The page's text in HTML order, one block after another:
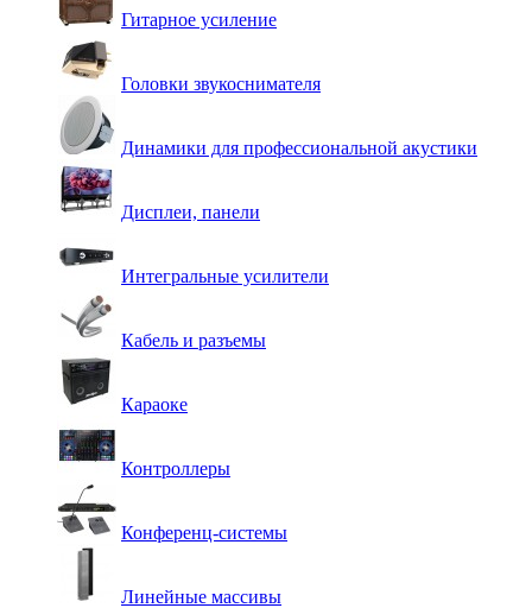
Гитарное усиление
Головки звукоснимателя
Динамики для профессиональной акустики
Дисплеи, панели
Интегральные усилители
Кабель и разъемы
Караоке
Контроллеры
Конференц-системы
Линейные массивы